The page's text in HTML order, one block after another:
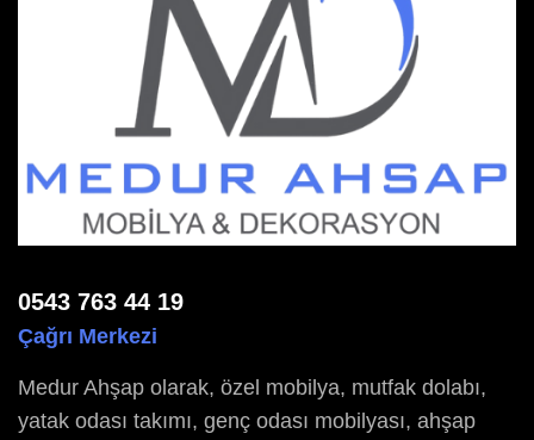
0543 763 44 19
Çağrı Merkezi
Medur Ahşap olarak, özel mobilya, mutfak dolabı,
yatak odası takımı, genç odası mobilyası, ahşap